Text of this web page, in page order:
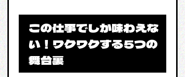
この仕事でしか味わえな
い！ワクワクする5つの
舞台裏